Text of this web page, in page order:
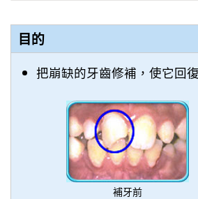
目的
把崩缺的牙齒修補，使它回
補牙前